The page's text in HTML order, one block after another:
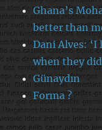
Ghana’s
better than
Dani Alves:
when they
Günaydın
Forma ?